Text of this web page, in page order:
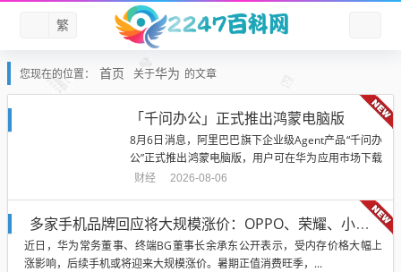
繁
您现在的位置： 首页 关于华为 的文章
「千问办公」正式推出鸿蒙电脑版
8月6日消息，阿里巴巴旗下企业级Agent产品“千问办
公”正式推出鸿蒙电脑版，用户可在华为应用市场下载
体验。据了解，目前...
财经 2026-08-06
多家手机品牌回应将大规模涨价：OPPO、荣耀、小米等部分机型已上调价格，国补、以旧换新可对冲成本
近日，华为常务董事、终端BG董事长余承东公开表示，受内存价格大幅上
涨影响，后续手机或将迎来大规模涨价。暑期正值消费旺季，...